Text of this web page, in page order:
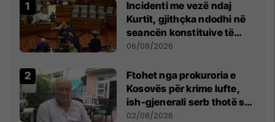
Incidenti me vezë ndaj
Kurtit, gjithçka ndodhi në
seancën konstituive të
Kuvendit
06/08/2026
Ftohet nga prokuroria e
Kosovës për krime lufte,
ish-gjenerali serb thotë se
dikush e tradhtoi në
02/08/2026